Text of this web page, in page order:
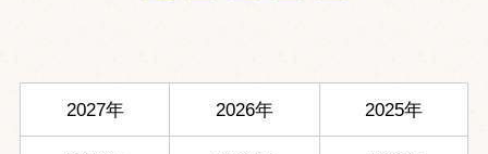
2027年 2026年 2025年